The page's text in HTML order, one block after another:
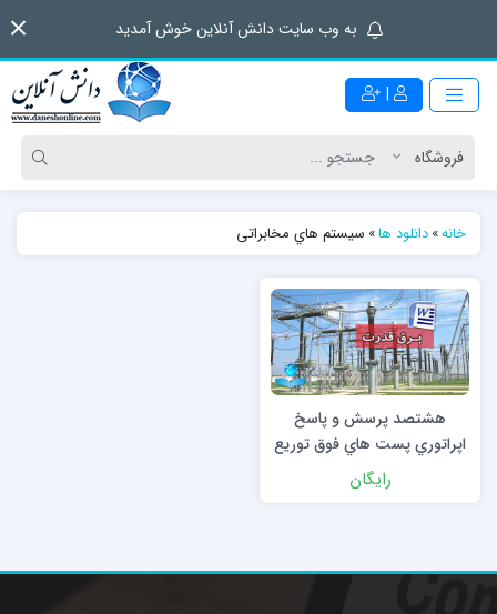
به وب سایت دانش آنلاین خوش آمدید
|
خانه»دانلود ها» سیستم هاي مخابراتی
هشتصد پرسش و پاسخ
اپراتوري پست هاي فوق توریع
و انتقال
رایگان